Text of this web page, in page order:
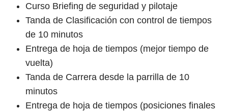
Curso Briefing de seguridad y pilotaje
Tanda de Clasificación con control de tiempos
de 10 minutos
Entrega de hoja de tiempos (mejor tiempo de
vuelta)
Tanda de Carrera desde la parrilla de 10
minutos
Entrega de hoja de tiempos (posiciones finales